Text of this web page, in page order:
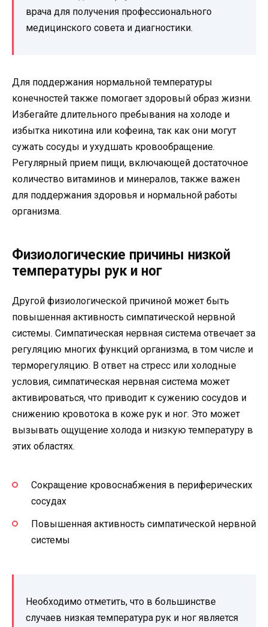
врача для получения профессионального
медицинского совета и диагностики.
Для поддержания нормальной температуры
конечностей также помогает здоровый образ жизни.
Избегайте длительного пребывания на холоде и
избытка никотина или кофеина, так как они могут
сужать сосуды и ухудшать кровообращение.
Регулярный прием пищи, включающей достаточное
количество витаминов и минералов, также важен
для поддержания здоровья и нормальной работы
организма.
Физиологические причины низкой
температуры рук и ног
Другой физиологической причиной может быть
повышенная активность симпатической нервной
системы. Симпатическая нервная система отвечает за
регуляцию многих функций организма, в том числе и
терморегуляцию. В ответ на стресс или холодные
условия, симпатическая нервная система может
активироваться, что приводит к сужению сосудов и
снижению кровотока в коже рук и ног. Это может
вызывать ощущение холода и низкую температуру в
этих областях.
Сокращение кровоснабжения в периферических
сосудах
Повышенная активность симпатической нервной
системы
Необходимо отметить, что в большинстве
случаев низкая температура рук и ног является